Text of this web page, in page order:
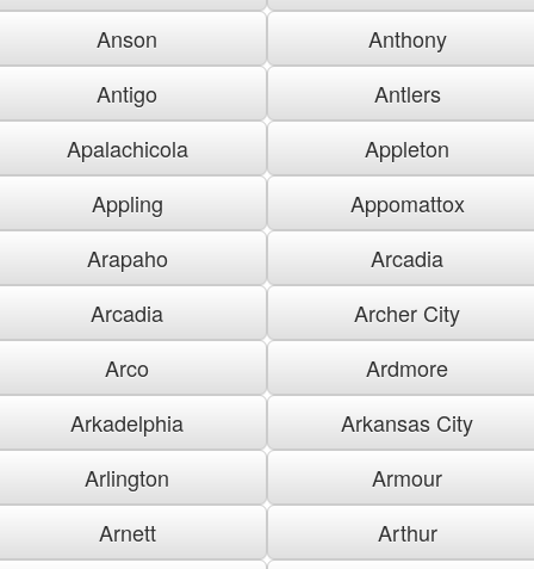
Anson
Anthony
Antigo
Antlers
Apalachicola
Appleton
Appling
Appomattox
Arapaho
Arcadia
Arcadia
Archer City
Arco
Ardmore
Arkadelphia
Arkansas City
Arlington
Armour
Arnett
Arthur